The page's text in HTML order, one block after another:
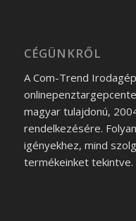
CÉGÜNKRŐL
A Com-Trend
magyar tulajdonú,
rendelkezésére.
igényekhez, mind
termékeinket tekintve.